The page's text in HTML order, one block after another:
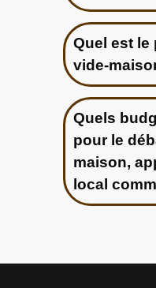
Quel est le
vide-
Quels
pour le
maison,
local